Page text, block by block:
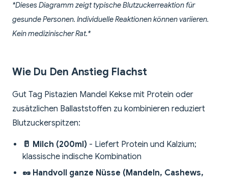
*Dieses Diagramm zeigt typische Blutzuckerreaktion für
gesunde Personen. Individuelle Reaktionen können variieren.
Kein medizinischer Rat.*
Wie Du Den Anstieg Flachst
Gut Tag Pistazien Mandel Kekse mit Protein oder
zusätzlichen Ballaststoffen zu kombinieren reduziert
Blutzuckerspitzen:
🥛 Milch (200ml) - Liefert Protein und Kalzium;
klassische indische Kombination
🥜 Handvoll ganze Nüsse (Mandeln, Cashews,